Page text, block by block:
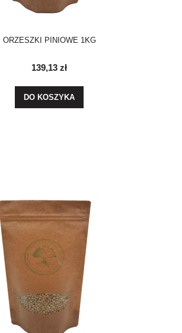
ORZESZKI PINIOWE 1KG
139,13 zł
DO KOSZYKA